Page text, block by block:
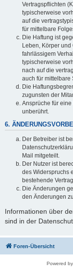
Vertragspflichten
typischerweise
auf die
für mittelbare
Die Haftung ist
Leben, Körper
fahrlässigem
typischerweise
nach auf die
auch für mittelbare
Die
zugunsten der
Ansprüche für
unberührt.
6.
Der Betreiber ist
Mail mitgeteilt.
Der Nutzer ist
des Widerspruchs
bestehende
Die Änderungen
den Änderungen
Informationen über
sind in der
Foren-Übersicht
Powered by